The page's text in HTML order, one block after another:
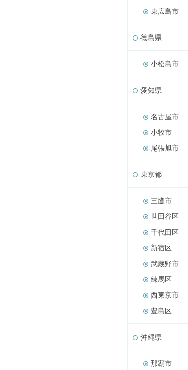
東広島市
徳島県
小松島市
愛知県
名古屋市
小牧市
尾張旭市
東京都
三鷹市
世田谷区
千代田区
新宿区
武蔵野市
練馬区
西東京市
豊島区
沖縄県
那覇市